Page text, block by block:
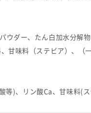
ウダー、たん白加水分解物
甘味料（ステビア）、（
等)、リン酸Ca、甘味料(ス